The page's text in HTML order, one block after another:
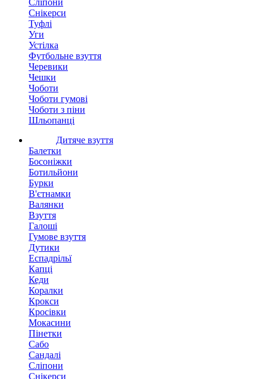
Сліпони
Снікерси
Туфлі
Уги
Устілка
Футбольне взуття
Черевики
Чешки
Чоботи
Чоботи гумові
Чоботи з піни
Шльопанці
Дитяче взуття
Балетки
Босоніжки
Ботильйони
Бурки
В'єтнамки
Валянки
Взуття
Галоші
Гумове взуття
Дутики
Еспадрільї
Капці
Кеди
Коралки
Крокси
Кросівки
Мокасини
Пінетки
Сабо
Сандалі
Сліпони
Снікерси